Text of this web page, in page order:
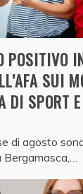
POSITIVO
SUI
DI SPORT
di agosto